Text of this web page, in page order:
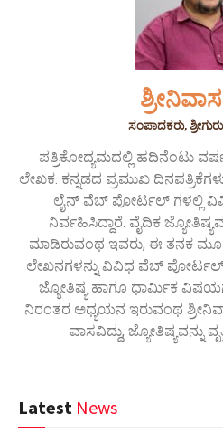
ಸಂಪಾದಕರು,
ಪತ್ರಿಕೋದ್ಯಮದಲ್ಲಿ ಹದಿನೆಂಟು
ಲೇಖಕ. ಕನ್ನಡದ ಪ್ರಮುಖ
ಲೈನ್ ವೆಬ್ ಪೋರ್ಟಲ್ ಗಳಲ್ಲಿ
ನಿರ್ವಹಿಸಿದ್ದಾರೆ. ವೈದಿಕ
ಮಾಡಿರುವಂಥ ಇವರು, ಈ ತನಕ
ಲೇಖನಗಳನ್ನು ವಿವಿಧ ವೆಬ್ ಪೋರ್ಟಲ್
ಜ್ಯೋತಿಷ್ಯ ಹಾಗೂ ಧಾರ್ಮಿಕ
ನಿರಂತರ ಅಧ್ಯಯನ ಇರುವಂಥ
ವಾಸವಿದ್ದು, ಜ್ಯೋತಿಷ್ಯವನ್ನು
Latest News